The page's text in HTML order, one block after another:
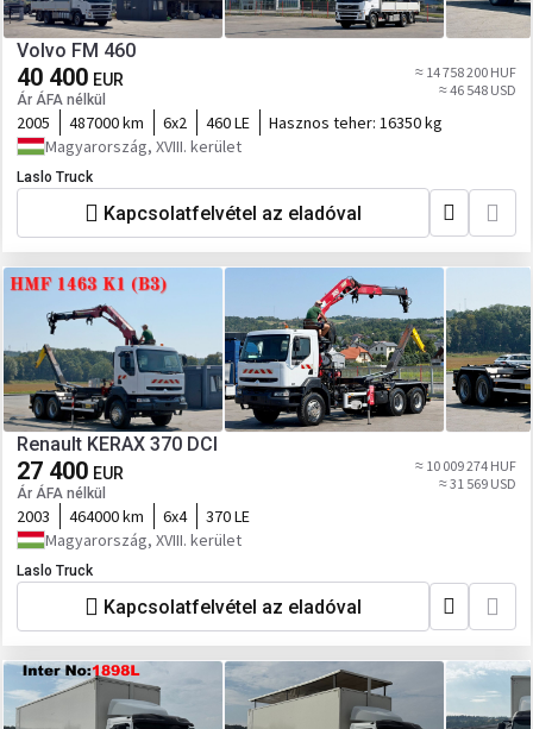
Volvo FM 460
40 400 EUR
Ár ÁFA nélkül
≈ 14 758 200 HUF
≈ 46 548 USD
2005 487000 km 6x2 460 LE Hasznos teher: 16350 kg
Magyarország, XVIII. kerület
Laslo Truck
Kapcsolatfelvétel az eladóval
Renault KERAX 370 DCI
27 400 EUR
Ár ÁFA nélkül
≈ 10 009 274 HUF
≈ 31 569 USD
2003 464000 km 6x4
370 LE
Magyarország, XVIII. kerület
Laslo Truck
Kapcsolatfelvétel az eladóval